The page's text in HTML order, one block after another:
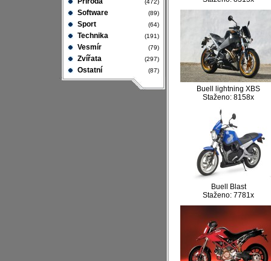
(472)
Software (89)
Sport (64)
Technika (191)
Vesmír (79)
Zvířata (297)
Ostatní (87)
Buell lightning XBS
Staženo: 8158x
Buell Blast
Staženo: 7781x